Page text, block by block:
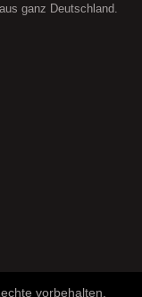
ganz Deutschland.
vorbehalten.